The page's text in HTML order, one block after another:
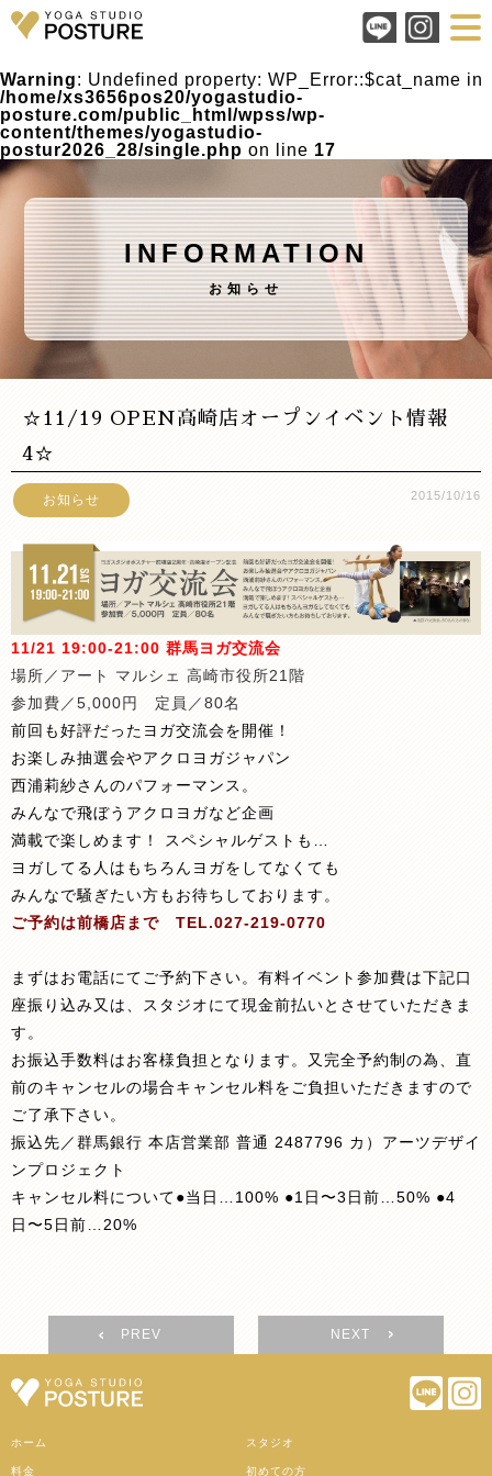
Warning: Undefined property: WP_Error::$cat_name in
/home/xs3656pos20/yogastudio-
posture.com/public_html/wpss/wp-
content/themes/yogastudio-
postur2026_28/single.php on line 17
INFORMATION
お知らせ
☆11/19 OPEN高崎店オープンイベント情報
4☆
お知らせ 2015/10/16
11/21 19:00-21:00 群馬ヨガ交流会
場所／アート マルシェ 高崎市役所21階
参加費／5,000円 定員／80名
前回も好評だったヨガ交流会を開催！
お楽しみ抽選会やアクロヨガジャパン
西浦莉紗さんのパフォーマンス。
みんなで飛ぼうアクロヨガなど企画
満載で楽しめます！ スペシャルゲストも…
ヨガしてる人はもちろんヨガをしてなくても
みんなで騒ぎたい方もお待ちしております。
ご予約は前橋店まで TEL.027-219-0770
まずはお電話にてご予約下さい。有料イベント参加費は下記口
座振り込み又は、スタジオにて現金前払いとさせていただきま
す。
お振込手数料はお客様負担となります。又完全予約制の為、直
前のキャンセルの場合キャンセル料をご負担いただきますので
ご了承下さい。
振込先／群馬銀行 本店営業部 普通 2487796 カ）アーツデザイ
ンプロジェクト
キャンセル料について●当日…100% ●1日〜3日前…50% ●4
日〜5日前…20%
PREV NEXT
ホーム スタジオ
料金 初めての方